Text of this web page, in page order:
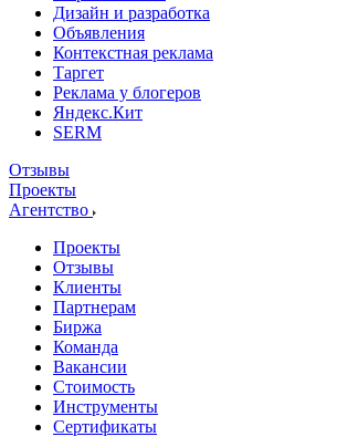
Дизайн и разработка
Объявления
Контекстная реклама
Таргет
Реклама у блогеров
Яндекс.Кит
SERM
Отзывы
Проекты
Агентство
Проекты
Отзывы
Клиенты
Партнерам
Биржа
Команда
Вакансии
Стоимость
Инструменты
Сертификаты